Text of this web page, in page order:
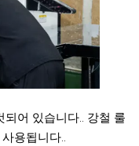
어 있습니다.. 강철 룰
용됩니다..